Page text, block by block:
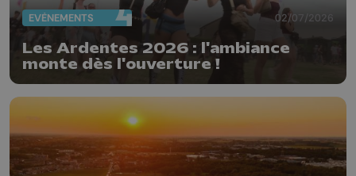
EVÈNEMENTS 02/07/2026
Les Ardentes 2026 : l'ambiance
monte dès l'ouverture !